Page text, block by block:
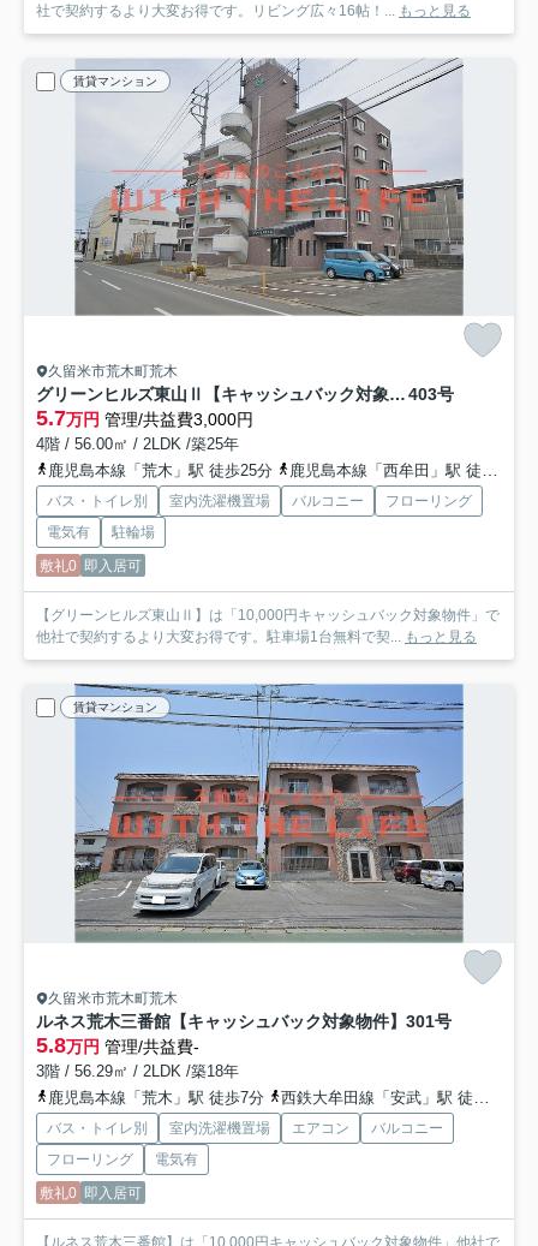
社で契約するより大変お得です。リビング広々16帖！... もっと見る
賃貸マンション
久留米市荒木町荒木
グリーンヒルズ東山Ⅱ【キャッシュバック対象物件】 403号
5.7万円 管理/共益費3,000円
4階 / 56.00㎡ / 2LDK /築25年
鹿児島本線「荒木」駅 徒歩25分
鹿児島本線「西牟田」駅 徒歩40分
バス・トイレ別 室内洗濯機置場 バルコニー
フローリング
電気有
駐輪場
敷礼0 即入居可
【グリーンヒルズ東山Ⅱ】は「10,000円キャッシュバック対象物件」で
他社で契約するより大変お得です。駐車場1台無料で契... もっと見る
賃貸マンション
久留米市荒木町荒木
ルネス荒木三番館【キャッシュバック対象物件】 301号
5.8万円 管理/共益費-
3階 / 56.29㎡ / 2LDK /築18年
鹿児島本線「荒木」駅 徒歩7分
西鉄大牟田線「安武」駅 徒歩30分
バス・トイレ別 室内洗濯機置場 エアコン
バルコニー
フローリング
電気有
敷礼0 即入居可
【ルネス荒木三番館】は「10,000円キャッシュバック対象物件」他社で